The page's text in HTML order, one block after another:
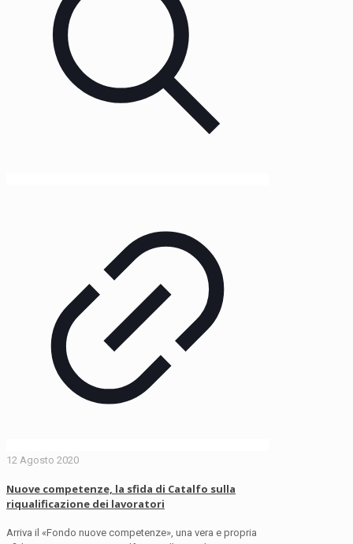
12 Agosto 2020
Nuove competenze, la sfida di Catalfo sulla
riqualificazione dei lavoratori
Arriva il «Fondo nuove competenze», una vera e propria